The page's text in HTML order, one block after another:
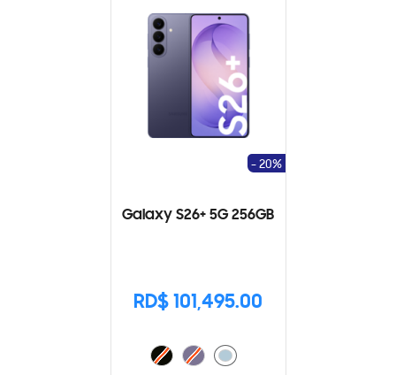
Galaxy S26+ 5G 256GB
RD$ 101,495.00
- 20%